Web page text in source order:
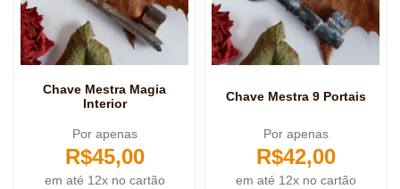
Chave Mestra Magia
Interior
Por apenas
R$45,00
em até 12x no cartão
Chave Mestra 9 Portais
Por apenas
R$42,00
em até 12x no cartão